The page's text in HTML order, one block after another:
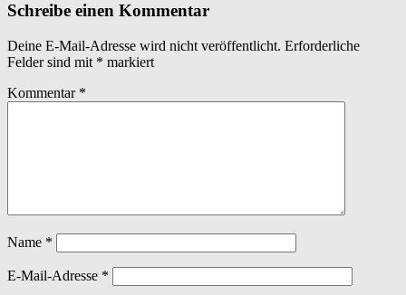
Schreibe einen Kommentar
Deine E-Mail-Adresse wird nicht veröffentlicht. Erforderliche
Felder sind mit * markiert
Kommentar *
Name *
E-Mail-Adresse *